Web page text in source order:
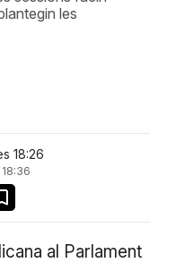
les
18:26
al Parlament